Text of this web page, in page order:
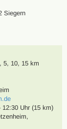
Siegern
, 5, 10, 15 km
Uhr (15 km)
,